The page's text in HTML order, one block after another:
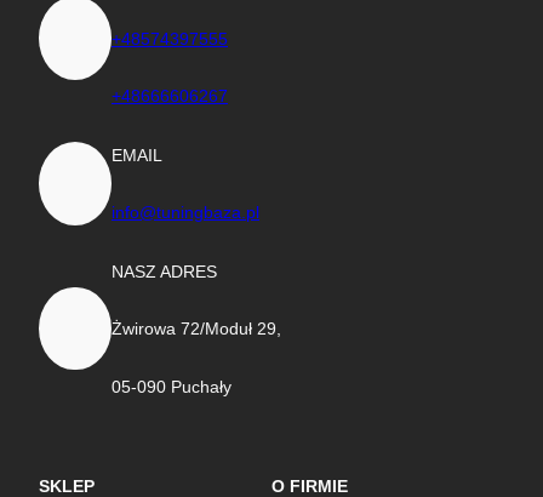
+48574397555
+48666606267
EMAIL
info@tuningbaza.pl
NASZ ADRES
Żwirowa 72/Moduł 29,
05-090 Puchały
SKLEP O FIRMIE